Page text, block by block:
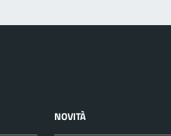
NOVITÀ